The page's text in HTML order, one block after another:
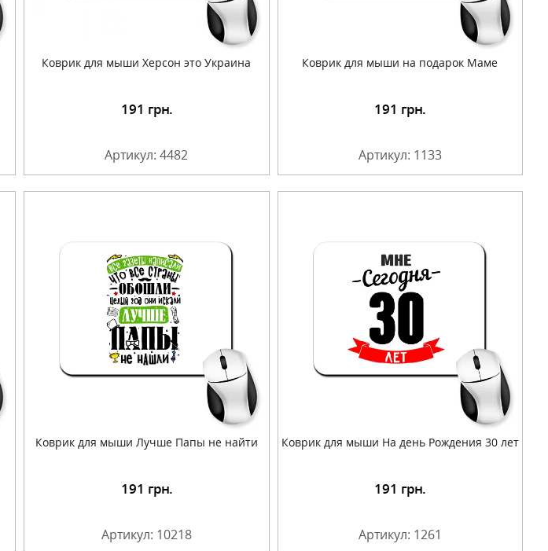
Коврик для мыши Херсон это Украина
191 грн.
Артикул: 4482
Коврик для мыши на подарок Маме
Подробнее 191 грн.
Артикул: 1133
Коврик для мыши Лучше Папы не найти
191 грн.
Артикул: 10218
Коврик для мыши На день Рождения 30 лет
Подробнее 191 грн.
Артикул: 1261